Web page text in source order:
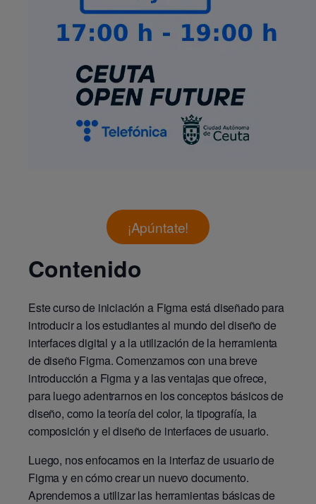
¡Apúntate!
Contenido
Este curso de iniciación a Figma está diseñado para
introducir a los estudiantes al mundo del diseño de
interfaces digital y a la utilización de la herramienta
de diseño Figma. Comenzamos con una breve
introducción a Figma y a las ventajas que ofrece,
para luego adentrarnos en los conceptos básicos de
diseño, como la teoría del color, la tipografía, la
composición y el diseño de interfaces de usuario.
Luego, nos enfocamos en la interfaz de usuario de
Figma y en cómo crear un nuevo documento.
Aprendemos a utilizar las herramientas básicas de